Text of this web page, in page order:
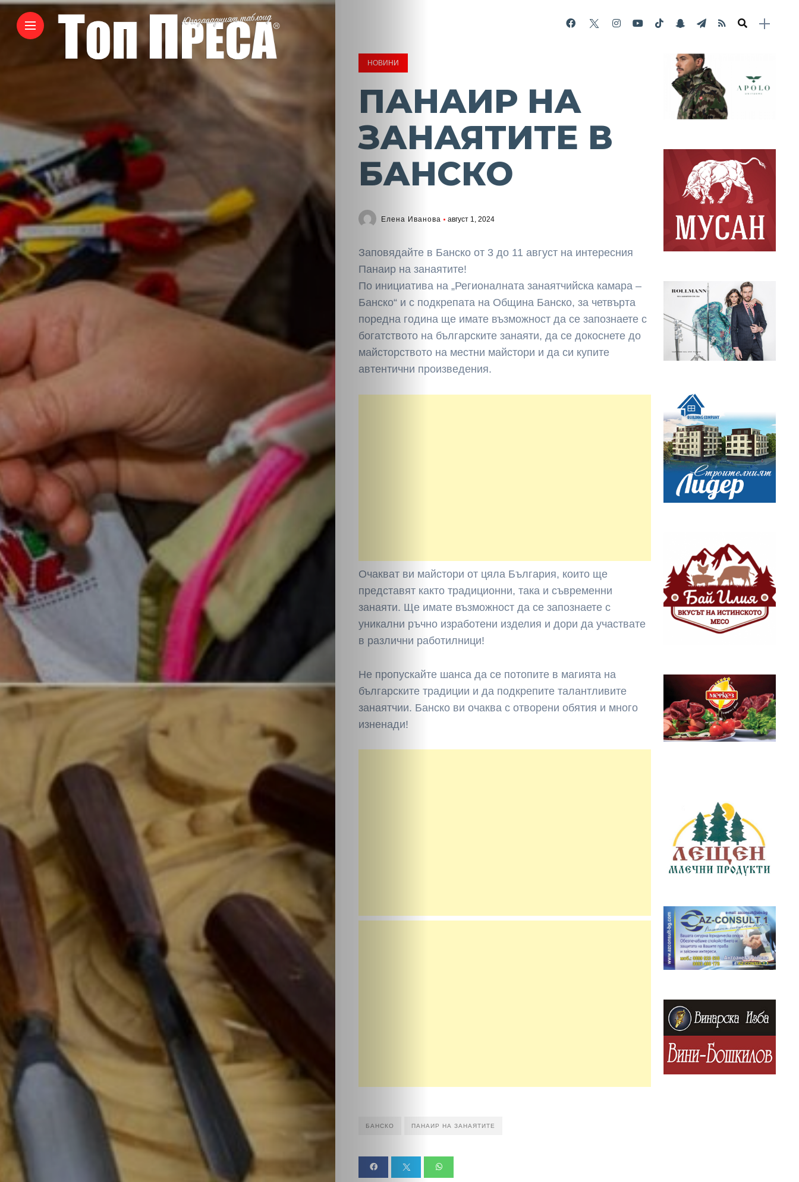
Спорт
Таблоид
Новини
НОВИНИ
ПАНАИР НА
ЗАНАЯТИТЕ В
БАНСКО
Елена Иванова август 1, 2024
Заповядайте в Банско от 3 до 11 август на интересния
Панаир на занаятите!
По инициатива на „Регионалната занаятчийска камара –
Банско“ и с подкрепата на Община Банско, за четвърта
поредна година ще имате възможност да се запознаете с
богатството на българските занаяти, да се докоснете до
майсторството на местни майстори и да си купите
автентични произведения.
Очакват ви майстори от цяла България, които ще
представят както традиционни, така и съвременни
занаяти. Ще имате възможност да се запознаете с
уникални ръчно изработени изделия и дори да участвате
в различни работилници!
Не пропускайте шанса да се потопите в магията на
българските традиции и да подкрепите талантливите
занаятчии. Банско ви очаква с отворени обятия и много
изненади!
БАНСКО ПАНАИР НА ЗАНАЯТИТЕ